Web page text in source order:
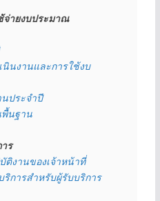
จ่ายงบประมาณ
นงานและการใช้งบ
นประจำปี
นฐาน
ร
ติงานของเจ้าหน้าที่
การสำหรับผู้รับบริการ